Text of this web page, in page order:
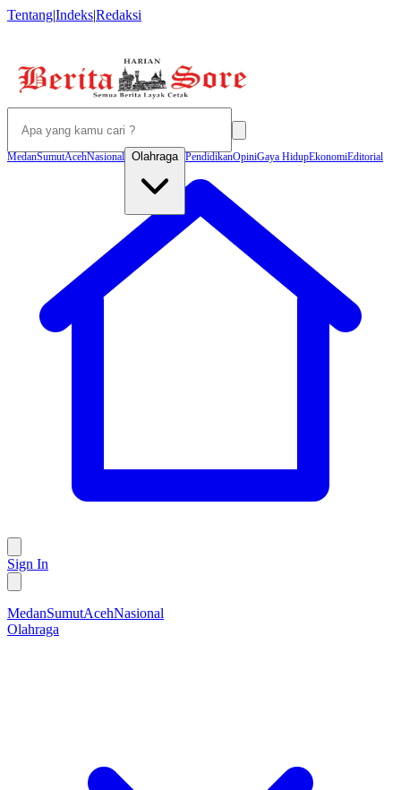
Tentang|Indeks|Redaksi
MedanSumutAcehNasional Olahraga PendidikanOpiniGaya HidupEkonomiEditorial
Sign In
MedanSumutAcehNasional
Olahraga